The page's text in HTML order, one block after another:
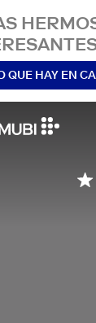
QUE HAY EN